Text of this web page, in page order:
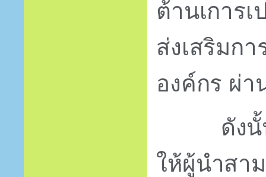
ต้านเการ
ส่งเสริมก
องค์กร ผ่า
ดัง
ให้ผู้นำสา